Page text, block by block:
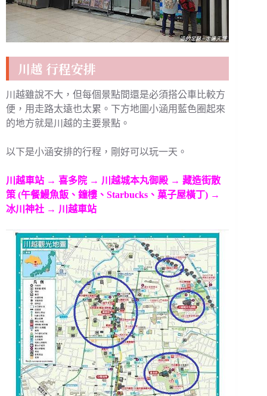
川越 行程安排
川越雖說不大，但每個景點間還是必須搭公車比較方
便，用走路太遠也太累。下方地圖小涵用藍色圈起來
的地方就是川越的主要景點。
以下是小涵安排的行程，剛好可以玩一天。
川越車站 → 喜多院 → 川越城本丸御殿 → 藏造街散
策 (午餐鰻魚飯、鐘樓、Starbucks、菓子屋橫丁) →
冰川神社 → 川越車站